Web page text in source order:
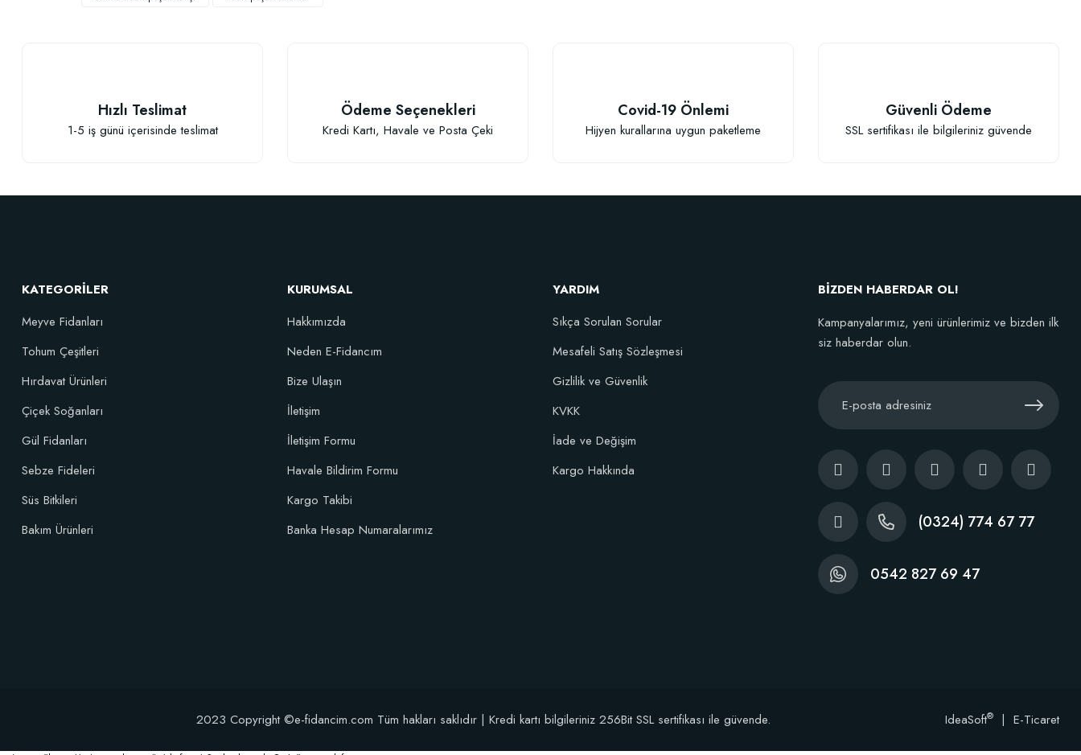
Gönder
Hızlı Teslimat
1-5 iş günü içerisinde teslimat
Ödeme Seçenekleri
Kredi Kartı, Havale ve Posta Çeki
Covid-19 Önlemi
Hijyen kurallarına uygun paketleme
Güvenli Ödeme
SSL sertifikası ile bilgileriniz güvende
KATEGORİLER
Meyve Fidanları
Tohum Çeşitleri
Hırdavat Ürünleri
Çiçek Soğanları
Gül Fidanları
Sebze Fideleri
Süs Bitkileri
Bakım Ürünleri
KURUMSAL
Hakkımızda
Neden E-Fidancım
Bize Ulaşın
İletişim
İletişim Formu
Havale Bildirim Formu
Kargo Takibi
Banka Hesap Numaralarımız
YARDIM
Sıkça Sorulan Sorular
Mesafeli Satış Sözleşmesi
Gizlilik ve Güvenlik
KVKK
İade ve Değişim
Kargo Hakkında
BİZDEN HABERDAR OL!
Kampanyalarımız, yeni ürünlerimiz ve bizden ilk
siz haberdar olun.
(0324) 774 67 77
0542 827 69 47
2023 Copyright ©e-fidancim.com Tüm hakları saklıdır | Kredi kartı bilgileriniz 256Bit SSL sertifikası ile güvende. IdeaSoft® | E-Ticaret